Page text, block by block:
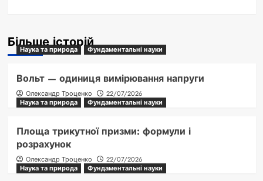
Більше історій
Наука та природа Фундаментальні науки
Вольт — одиниця вимірювання напруги
Олександр Троценко
22/07/2026
Наука та природа
Фундаментальні науки
Площа трикутної призми: формули і
розрахунок
Олександр Троценко
22/07/2026
Наука та природа
Фундаментальні науки